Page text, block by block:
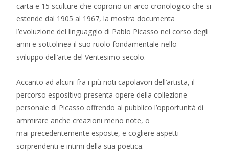
carta e 15 sculture che coprono un arco cronologico che si
estende dal 1905 al 1967, la mostra documenta
l’evoluzione del linguaggio di Pablo Picasso nel corso degli
anni e sottolinea il suo ruolo fondamentale nello
sviluppo dell’arte del Ventesimo secolo.
Accanto ad alcuni fra i più noti capolavori dell’artista, il
percorso espositivo presenta opere della collezione
personale di Picasso offrendo al pubblico l’opportunità di
ammirare anche creazioni meno note, o
mai precedentemente esposte, e cogliere aspetti
sorprendenti e intimi della sua poetica.